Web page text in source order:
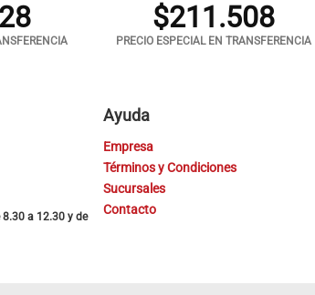
$211.508
PRECIO ESPECIAL EN TRANSFERENCIA
8.30 a 12.30 y de
Ayuda
Empresa
Términos y Condiciones
Sucursales
Contacto